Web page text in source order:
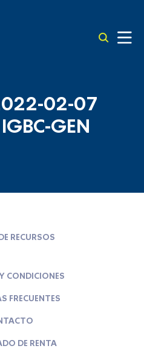
02-07
GEN
RECURSOS
CONDICIONES
FRECUENTES
DE RENTA